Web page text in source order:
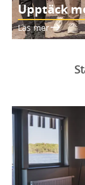
Upptäck
Läs mer